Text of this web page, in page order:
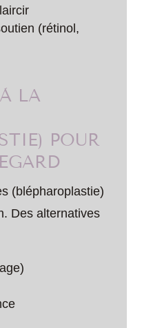
(rétinol,
LA
POUR
(blépharoplastie)
Des alternatives